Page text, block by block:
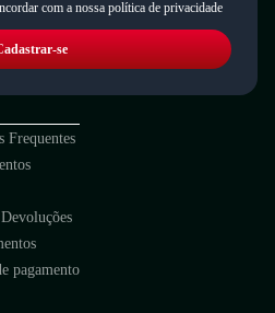
com a nossa política de privacidade
se
Frequentes
pagamento